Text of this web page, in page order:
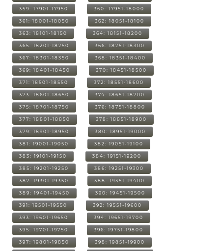
359: 17901-17950 360: 17951-18000
361: 18001-18050 362: 18051-18100
363: 18101-18150 364: 18151-18200
365: 18201-18250 366: 18251-18300
367: 18301-18350 368: 18351-18400
369: 18401-18450 370: 18451-18500
371: 18501-18550 372: 18551-18600
373: 18601-18650 374: 18651-18700
375: 18701-18750 376: 18751-18800
377: 18801-18850 378: 18851-18900
379: 18901-18950 380: 18951-19000
381: 19001-19050 382: 19051-19100
383: 19101-19150 384: 19151-19200
385: 19201-19250 386: 19251-19300
387: 19301-19350 388: 19351-19400
389: 19401-19450 390: 19451-19500
391: 19501-19550 392: 19551-19600
393: 19601-19650 394: 19651-19700
395: 19701-19750 396: 19751-19800
397: 19801-19850 398: 19851-19900